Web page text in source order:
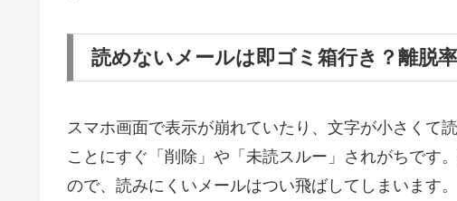
読めないメールは即ゴミ箱行き？離脱
スマホ画面で表示が崩れていたり、文字が小さくて
ことにすぐ「削除」や「未読スルー」されがちです
ので、読みにくいメールはつい飛ばしてしまいます